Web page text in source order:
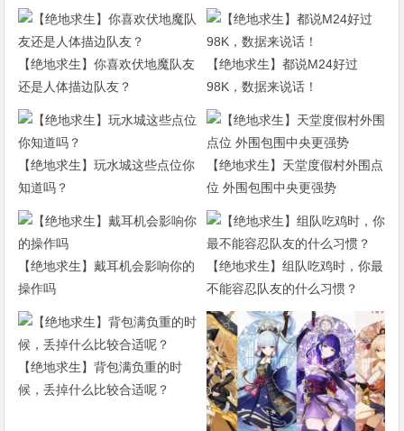
【绝地求生】你喜欢伏地魔队友
还是人体描边队友？
【绝地求生】都说M24好过
98K，数据来说话！
【绝地求生】玩水城这些点位你
知道吗？
【绝地求生】天堂度假村外围点
位 外围包围中央更强势
【绝地求生】戴耳机会影响你的
操作吗
【绝地求生】组队吃鸡时，你最
不能容忍队友的什么习惯？
【绝地求生】背包满负重的时
候，丢掉什么比较合适呢？